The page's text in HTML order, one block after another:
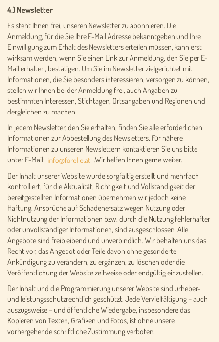
4.) Newsletter
Es steht Ihnen frei, unseren Newsletter zu abonnieren. Die
Anmeldung, für die Sie Ihre E-Mail Adresse bekanntgeben und Ihre
Einwilligung zum Erhalt des Newsletters erteilen müssen, kann erst
wirksam werden, wenn Sie einen Link zur Anmeldung, den Sie per E-
Mail erhalten, bestätigen. Um Sie im Newsletter zielgerichtet mit
Informationen, die Sie besonders interessieren, versorgen zu können,
stellen wir Ihnen bei der Anmeldung frei, auch Angaben zu
bestimmten Interessen, Stichtagen, Ortsangaben und Regionen und
dergleichen zu machen.
In jedem Newsletter, den Sie erhalten, finden Sie alle erforderlichen
Informationen zur Abbestellung des Newsletters. Für nähere
Informationen zu unseren Newslettern kontaktieren Sie uns bitte
unter E-Mail:
.Wir helfen Ihnen gerne weiter.
Der Inhalt unserer Website wurde sorgfältig erstellt und mehrfach
kontrolliert, für die Aktualität, Richtigkeit und Vollständigkeit der
bereitgestellten Informationen übernehmen wir jedoch keine
Haftung. Ansprüche auf Schadenersatz wegen Nutzung oder
Nichtnutzung der Informationen bzw. durch die Nutzung fehlerhafter
oder unvollständiger Informationen, sind ausgeschlossen. Alle
Angebote sind freibleibend und unverbindlich. Wir behalten uns das
Recht vor, das Angebot oder Teile davon ohne gesonderte
Ankündigung zu verändern, zu ergänzen, zu löschen oder die
Veröffentlichung der Website zeitweise oder endgültig einzustellen.
Der Inhalt und die Programmierung unserer Website sind urheber-
und leistungsschutzrechtlich geschützt. Jede Vervielfältigung – auch
auszugsweise – und öffentliche Wiedergabe, insbesondere das
Kopieren von Texten, Grafiken und Fotos, ist ohne unsere
vorhergehende schriftliche Zustimmung verboten.